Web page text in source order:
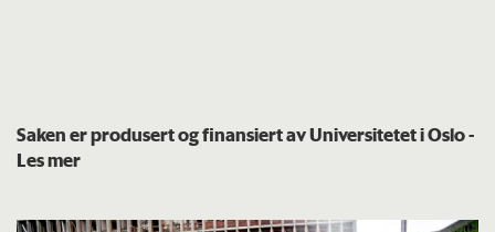
Saken er produsert og finansiert av Universitetet i Oslo-
Les mer